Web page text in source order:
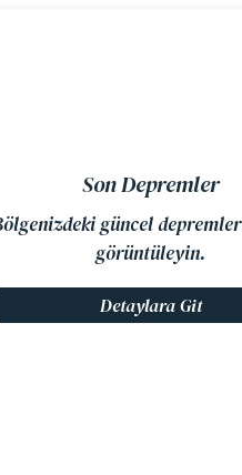
Son Depremler
güncel
görüntüleyin.
Detaylara Git